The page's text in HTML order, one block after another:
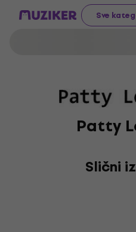
Sve
Patty
Slični